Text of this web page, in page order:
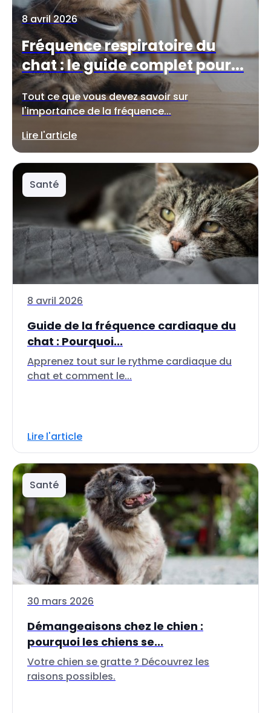
8 avril 2026
Fréquence respiratoire du
chat : le guide complet pour...
Tout ce que vous devez savoir sur
l'importance de la fréquence...
Lire l'article
Santé
8 avril 2026
Guide de la fréquence cardiaque du
chat : Pourquoi...
Apprenez tout sur le rythme cardiaque du
chat et comment le...
Lire l'article
Santé
30 mars 2026
Démangeaisons chez le chien :
pourquoi les chiens se...
Votre chien se gratte ? Découvrez les
raisons possibles.